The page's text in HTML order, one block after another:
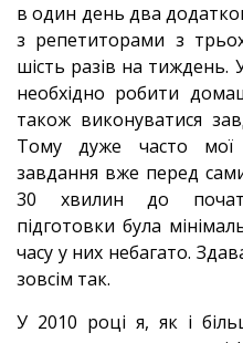
в один день два
з репетиторами з
шість разів на тиждень.
необхідно робити
також виконуватися
Тому дуже часто мої
завдання вже перед
30 хвилин до
підготовки була
часу у них небагато.
зовсім так.
У 2010 році я, як і